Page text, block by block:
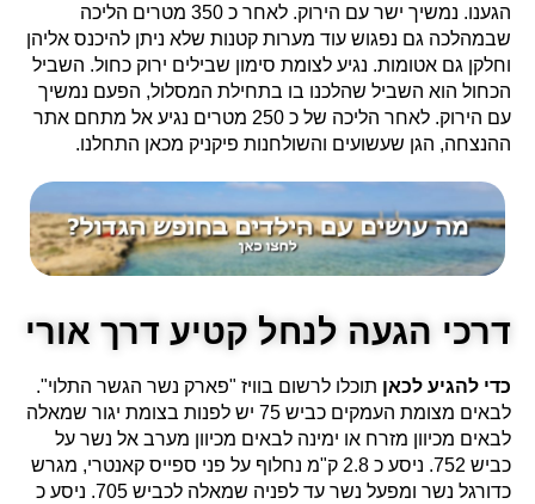
הגענו. נמשיך ישר עם הירוק. לאחר כ 350 מטרים הליכה
שבמהלכה גם נפגוש עוד מערות קטנות שלא ניתן להיכנס אליהן
וחלקן גם אטומות. נגיע לצומת סימון שבילים ירוק כחול. השביל
הכחול הוא השביל שהלכנו בו בתחילת המסלול, הפעם נמשיך
עם הירוק. לאחר הליכה של כ 250 מטרים נגיע אל מתחם אתר
ההנצחה, הגן שעשועים והשולחנות פיקניק מכאן התחלנו.
דרכי הגעה לנחל קטיע דרך אורי
כדי להגיע לכאן תוכלו לרשום בוויז "פארק נשר הגשר התלוי".
לבאים מצומת העמקים כביש 75 יש לפנות בצומת יגור שמאלה
לבאים מכיוון מזרח או ימינה לבאים מכיוון מערב אל נשר על
כביש 752. ניסע כ 2.8 ק"מ נחלוף על פני ספייס קאנטרי, מגרש
כדורגל נשר ומפעל נשר עד לפניה שמאלה לכביש 705. ניסע כ